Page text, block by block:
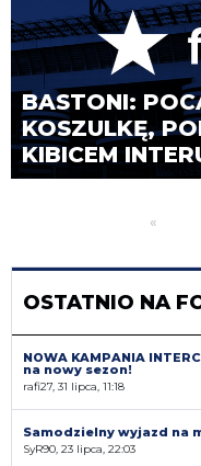
BASTONI:
KOSZULKĘ,
KIBICEM
«
OSTATNIO NA
NOWA KAMPANIA
na nowy sezon!
rafi27, 31 lipca, 11:18
Samodzielny wyjazd na
SyR90, 23 lipca, 22:03